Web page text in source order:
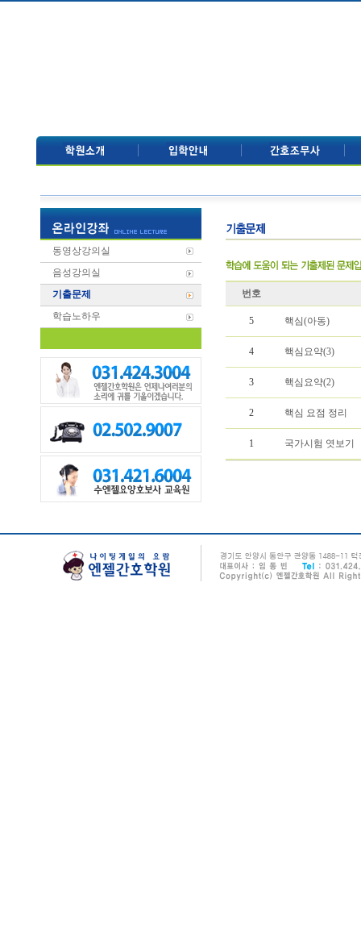
동영상강의실
음성강의실
기출문제
학습노하우
번호
5 핵심(아동)
4 핵심요약(3)
3 핵심요약(2)
2 핵심 요점 정리
1 국가시험 엿보기